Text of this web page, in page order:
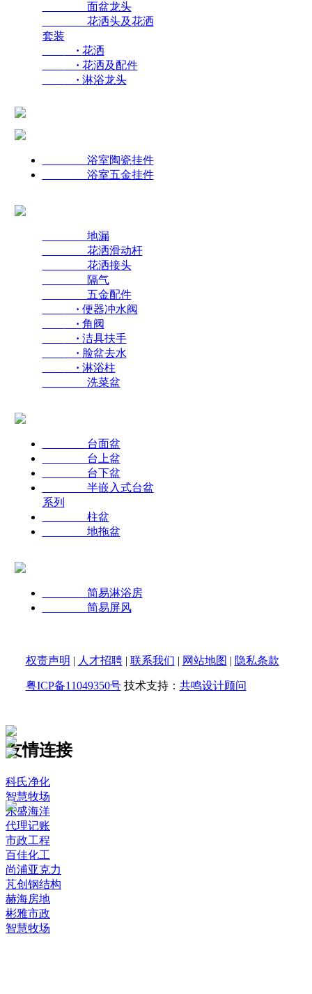
面盆龙头
花洒头及花洒
套装
· 花洒
· 花洒及配件
· 淋浴龙头
浴室陶瓷挂件
浴室五金挂件
地漏
花洒滑动杆
花洒接头
隔气
五金配件
· 便器冲水阀
· 角阀
· 洁具扶手
· 脸盆去水
· 淋浴柱
洗菜盆
台面盆
台上盆
台下盆
半嵌入式台盆
系列
柱盆
地拖盆
简易淋浴房
简易屏风
权责声明 | 人才招聘| 联系我们 | 网站地图 | 隐私条款
粤ICP备11049350号技术支持： 共鸣设计顾问
友情连接
科氏净化
智慧牧场
东盛海洋
代理记账
市政工程
百佳化工
尚浦亚克力
芃创钢结构
赫海房地
彬雅市政
智慧牧场